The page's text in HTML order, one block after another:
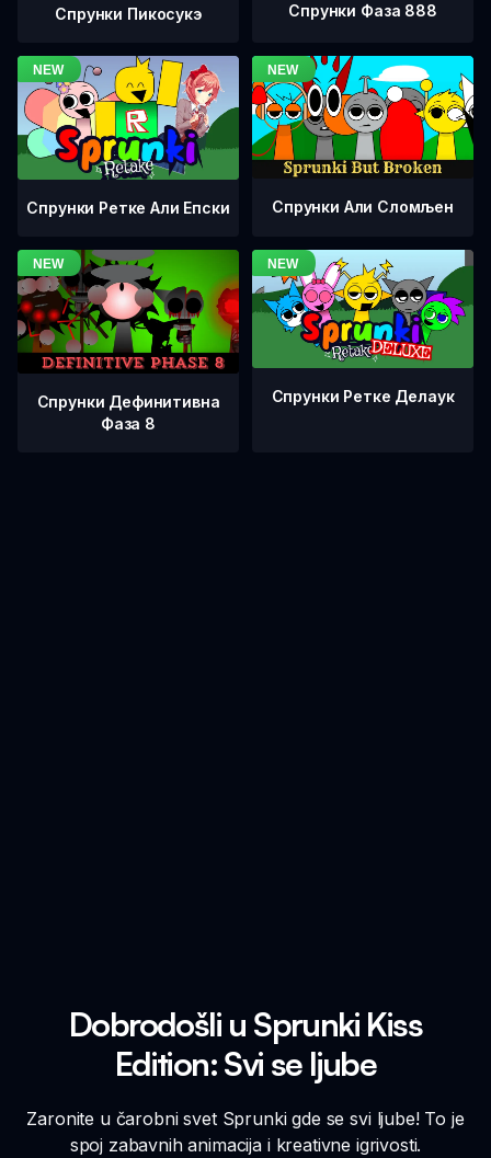
Спрунки Пикосукэ Спрунки Фаза 888
Спрунки Ретке Али Епски Спрунки Али Сломљен
Спрунки Дефинитивна
Фаза 8
Спрунки Ретке Делаук
Dobrodošli u Sprunki Kiss
Edition: Svi se ljube
Zaronite u čarobni svet Sprunki gde se svi ljube! To je
spoj zabavnih animacija i kreativne igrivosti.